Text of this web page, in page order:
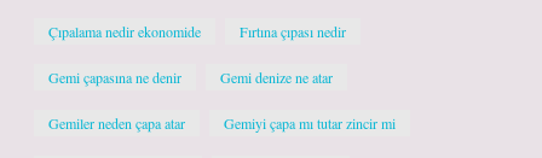
Çıpalama nedir ekonomide Fırtına çıpası nedir
Gemi çapasına ne denir Gemi denize ne atar
Gemiler neden çapa atar Gemiyi çapa mı tutar zincir mi